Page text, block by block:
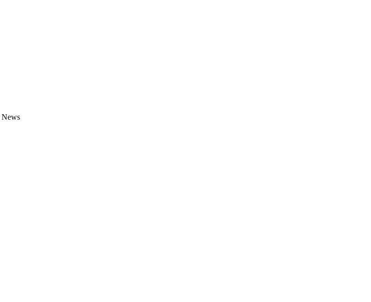
News